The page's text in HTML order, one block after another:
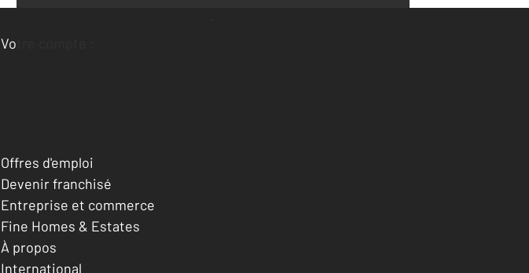
Demander une estimation
Votre compte :
Accéder à mon compte
Offres d'emploi
Devenir franchisé
Entreprise et commerce
Fine Homes & Estates
À propos
International